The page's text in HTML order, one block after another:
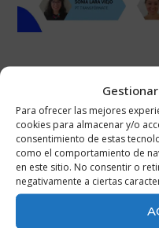
Para ofrecer las mejores
cookies para almacenar y/o
consentimiento de estas
como el comportamiento de
en este sitio. No consentir o
negativamente a ciertas